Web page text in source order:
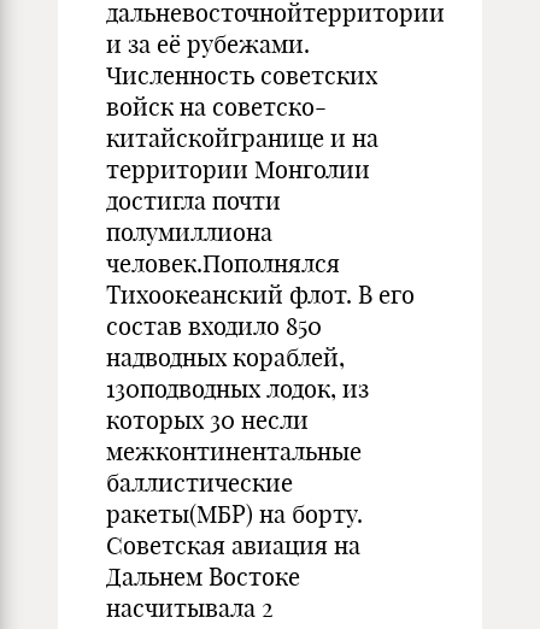
дальневосточнойтерритории
и за её рубежами.
Численность советских
войск на советско-
китайскойгранице и на
территории Монголии
достигла почти
полумиллиона
человек.Пополнялся
Тихоокеанский флот. В его
состав входило 850
надводных кораблей,
130подводных лодок, из
которых 30 несли
межконтинентальные
баллистические
ракеты(МБР) на борту.
Советская авиация на
Дальнем Востоке
насчитывала 2